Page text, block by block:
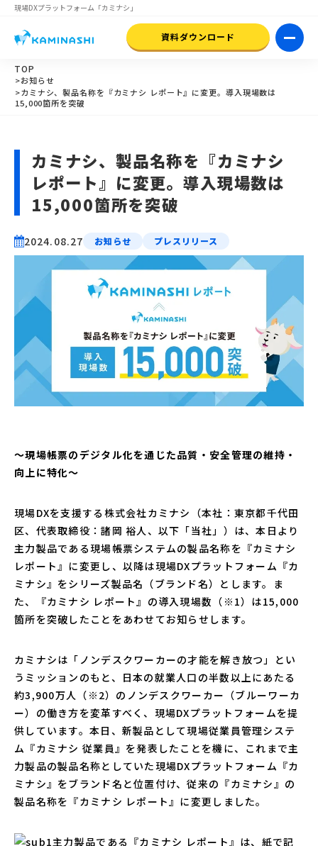
現場DXプラットフォーム 「カミナシ」
資料ダウンロード
TOP
>お知らせ
>カミナシ、製品名称を『カミナシ レポート』に変更。導入現場数は
15,000箇所を突破
カミナシ、製品名称を『カミナシ
レポート』に変更。導入現場数は
15,000箇所を突破
2024.08.27 お知らせ プレスリリース
〜現場帳票のデジタル化を通じた品質・安全管理の維持・
向上に特化〜
現場DXを支援する株式会社カミナシ（本社：東京都千代田
区、代表取締役：諸岡 裕人、以下「当社」）は、本日より
主力製品である現場帳票システムの製品名称を『カミナシ
レポート』に変更し、以降は現場DXプラットフォーム『カ
ミナシ』をシリーズ製品名（ブランド名）とします。ま
た、『カミナシ レポート』の導入現場数（※1）は15,000
箇所を突破したことをあわせてお知らせします。
カミナシは「ノンデスクワーカーの才能を解き放つ」とい
うミッションのもと、日本の就業人口の半数以上にあたる
約3,900万人（※2）のノンデスクワーカー（ブルーワーカ
ー）の働き方を変革すべく、現場DXプラットフォームを提
供しています。本日、新製品として現場従業員管理システ
ム『カミナシ 従業員』を発表したことを機に、これまで主
力製品の製品名称としていた現場DXプラットフォーム『カ
ミナシ』をブランド名と位置付け、従来の『カミナシ』の
製品名称を『カミナシ レポート』に変更しました。
主力製品である『カミナシ レポート』は、紙で記